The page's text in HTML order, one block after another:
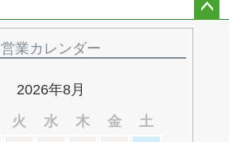
営業カレンダー
2026年8月
火 水 木 金 土